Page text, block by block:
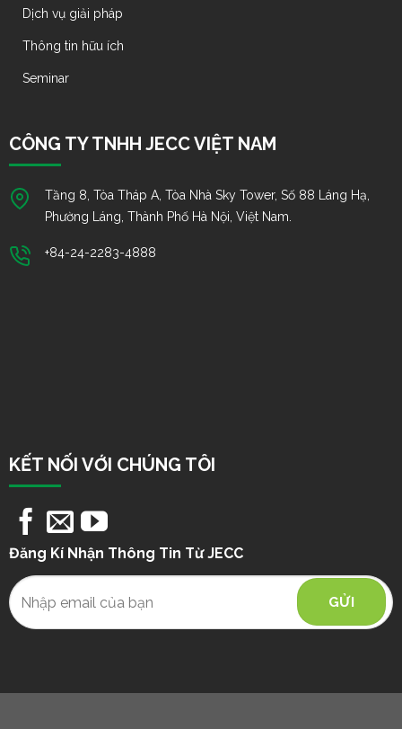
Dịch vụ giải pháp
Thông tin hữu ích
Seminar
CÔNG TY TNHH JECC VIỆT NAM
Tầng 8, Tòa Tháp A, Tòa Nhà Sky Tower, Số 88 Láng Hạ,
Phường Láng, Thành Phố Hà Nội, Việt Nam.
+84-24-2283-4888
KẾT NỐI VỚI CHÚNG TÔI
Đăng Kí Nhận Thông Tin Từ JECC